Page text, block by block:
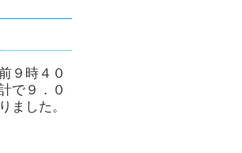
９時４０
で９．０
ました。